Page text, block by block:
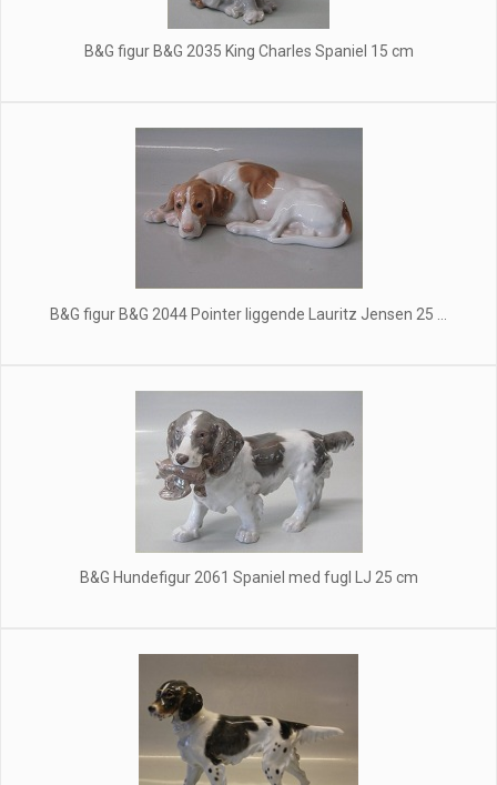
B&G figur B&G 2035 King Charles Spaniel 15 cm
B&G figur B&G 2044 Pointer liggende Lauritz Jensen 25 ...
B&G Hundefigur 2061 Spaniel med fugl LJ 25 cm